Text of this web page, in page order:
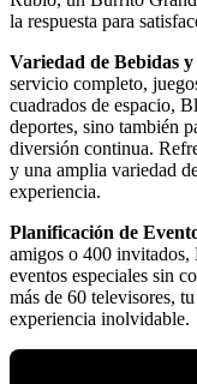
la respuesta para
Variedad de Bebidas
servicio completo,
cuadrados de espacio,
deportes, sino también
diversión continua.
y una amplia variedad
experiencia.
Planificación de
amigos o 400 invitados,
eventos especiales sin
más de 60 televisores,
experiencia inolvidable.